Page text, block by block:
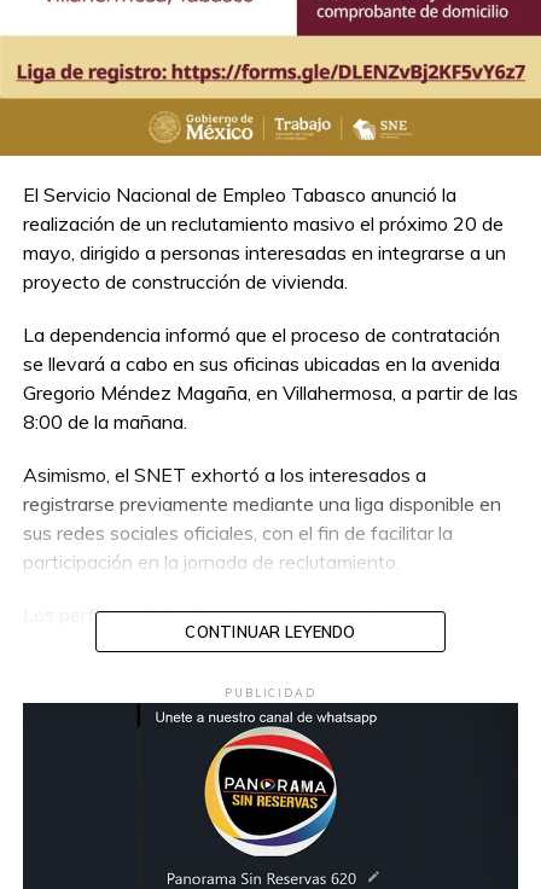
El Servicio Nacional de Empleo Tabasco anunció la
realización de un reclutamiento masivo el próximo 20 de
mayo, dirigido a personas interesadas en integrarse a un
proyecto de construcción de vivienda.
La dependencia informó que el proceso de contratación
se llevará a cabo en sus oficinas ubicadas en la avenida
Gregorio Méndez Magaña, en Villahermosa, a partir de las
8:00 de la mañana.
Asimismo, el SNET exhortó a los interesados a
registrarse previamente mediante una liga disponible en
sus redes sociales oficiales, con el fin de facilitar la
participación en la jornada de reclutamiento.
Los perfiles solicitados para este proyecto son:
Fierreros
Ayudantes generales
CONTINUAR LEYENDO
PUBLICIDAD